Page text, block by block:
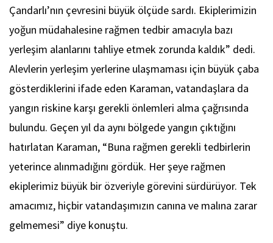
Çandarlı’nın çevresini büyük ölçüde sardı. Ekiplerimizin
yoğun müdahalesine rağmen tedbir amacıyla bazı
yerleşim alanlarını tahliye etmek zorunda kaldık” dedi.
Alevlerin yerleşim yerlerine ulaşmaması için büyük çaba
gösterdiklerini ifade eden Karaman, vatandaşlara da
yangın riskine karşı gerekli önlemleri alma çağrısında
bulundu. Geçen yıl da aynı bölgede yangın çıktığını
hatırlatan Karaman, “Buna rağmen gerekli tedbirlerin
yeterince alınmadığını gördük. Her şeye rağmen
ekiplerimiz büyük bir özveriyle görevini sürdürüyor. Tek
amacımız, hiçbir vatandaşımızın canına ve malına zarar
gelmemesi” diye konuştu.